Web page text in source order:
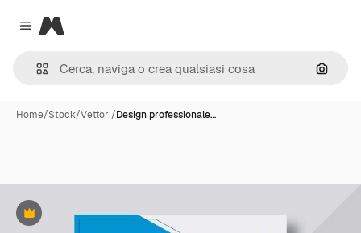
Close menu
Magnific
Cerca
Home/Stock/Vettori/Design professionale…
Premium